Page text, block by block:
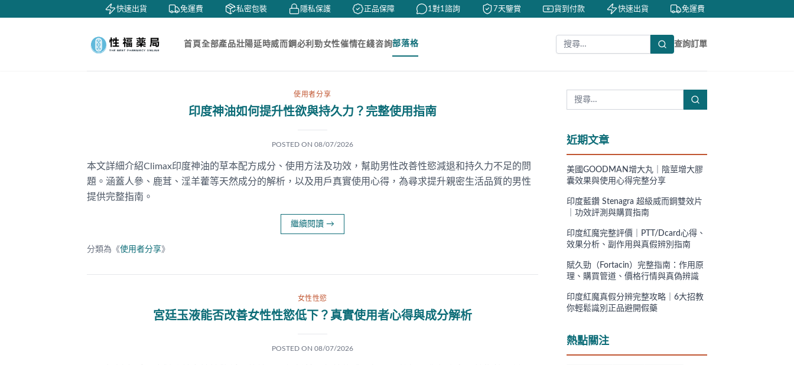
快速出貨 免運費 私密包裝 隱私保護 正品保障 1對1諮詢 7天鑒賞 貨到付款 快速出貨 免運費
首頁全部產品壯陽延時威而鋼必利勁女性催情在綫咨詢部落格 查詢訂單
使用者分享
印度神油如何提升性欲與持久力？完整使用指南
POSTED ON 08/07/2026
本文詳細介紹Climax印度神油的草本配方成分、使用方法及功效，幫助男性改善性慾減退和持久力不足的問
題。涵蓋人參、鹿茸、淫羊藿等天然成分的解析，以及用戶真實使用心得，為尋求提升親密生活品質的男性
提供完整指南。
繼續閱讀 →
分類為《使用者分享》
女性性慾
宮廷玉液能否改善女性性慾低下？真實使用者心得與成分解析
POSTED ON 08/07/2026
近期文章
美國GOODMAN增大丸｜陰莖增大膠
囊效果與使用心得完整分享
印度藍鑽 Stenagra 超級威而鋼雙效片
｜功效評測與購買指南
印度紅魔完整評價｜PTT/Dcard心得、
效果分析、副作用與真假辨別指南
賦久勁（Fortacin）完整指南：作用原
理、購買管道、價格行情與真偽辨識
印度紅魔真假分辨完整攻略｜6大招教
你輕鬆識別正品避開假藥
熱點關注